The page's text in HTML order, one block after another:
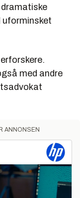
uforminsket
med andre
ANNONSEN